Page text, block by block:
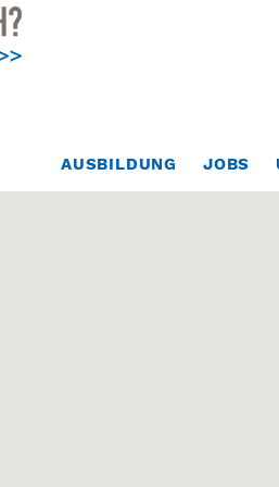
JOBS
AUSBILDUNG